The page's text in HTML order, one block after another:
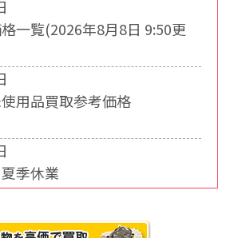
一覧(2026年8月8日 9:50更
用品買取参考価格
季休業